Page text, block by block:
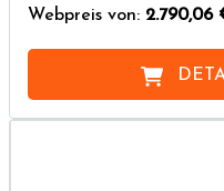
Webpreis von: 2.790,06